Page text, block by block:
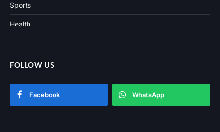
Sports
Health
FOLLOW US
Facebook WhatsApp